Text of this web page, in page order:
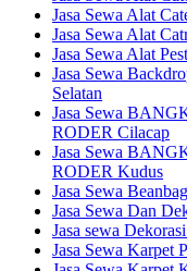
Jasa Sewa Alat
Jasa Sewa Alat
Jasa Sewa Alat
Jasa Sewa
Selatan
Jasa Sewa
RODER Cilacap
Jasa Sewa
RODER Kudus
Jasa Sewa
Jasa Sewa Dan
Jasa sewa
Jasa Sewa Karpet